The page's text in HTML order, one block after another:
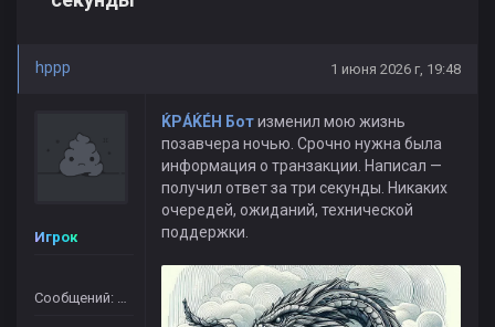
hppp 1 июня 2026 г, 19:48
Игрок
Сообщений: 364
ЌРÁЌÉH Ботизменил мою жизнь
позавчера ночью. Срочно нужна была
информация о транзакции. Написал —
получил ответ за три секунды. Никаких
очередей, ожиданий, технической
поддержки.